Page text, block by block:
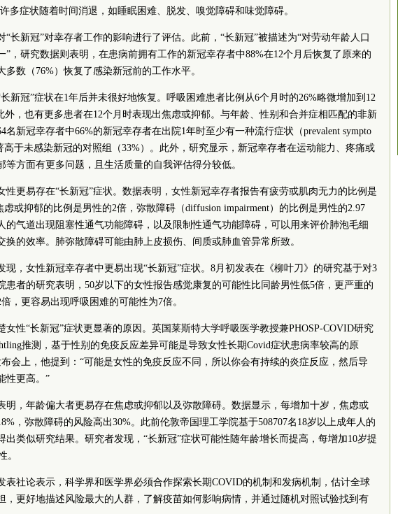
多症状随着时间消退，如睡眠困难、脱发、嗅觉障碍和味觉障碍。
“长新冠”对幸存者工作的影响进行了评估。此前，“长新冠”被描述为“对劳动年龄人口
”，研究数据则表明，在患病前拥有工作的新冠幸存者中88%在12个月后恢复了原来的
多数（76%）恢复了感染新冠前的工作水平。
新冠”症状在1年后并未很好地恢复。呼吸困难患者比例从6个月时的26%略微增加到12
外，也有更多患者在12个月时表现出焦虑或抑郁。与年龄、性别和合并症相匹配的非新
名新冠幸存者中66%的新冠幸存者在出院1年时至少有一种流行症状（prevalent sympto
高于未感染新冠的对照组（33%）。此外，研究显示，新冠幸存者在运动能力、疼痛或
等方面有更多问题，且生活质量的自我评估得分较低。
性更易存在“长新冠”症状。数据表明，女性新冠幸存者报告有疲劳或肌肉无力的比例是
虑或抑郁的比例是男性的2倍，弥散障碍（diffusion impairment）的比例是男性的2.97
的气道出现阻塞性通气功能障碍，以及限制性通气功能障碍，可以用来评价肺泡毛细
换的效率。肺弥散障碍可能由肺上皮损伤、间质或肺血管异常所致。
现，女性新冠幸存者中更易出现“长新冠”症状。8月初发表在《柳叶刀》的研究基于对3
患者的研究表明，50岁以下的女性报告感觉康复的可能性比同龄男性低5倍，更严重的
，更容易出现呼吸困难的可能性为7倍。
女性“长新冠”症状更显著的原因。英国莱斯特大学呼吸医学教授兼PHOSP-COVID研究
推测，基于性别的免疫反应差异可能是导致女性长期Covid症状患病率较高的原
会上，他提到：“可能是女性的免疫反应不同，所以你会有持续的炎症反应，然后导
性更高。”
明，年龄偏大者更易存在焦虑或抑郁以及弥散障碍。数据显示，每增加十岁，焦虑或
，弥散障碍的风险高出30%。此前伦敦帝国理工学院基于508707名18岁以上成年人的
出类似研究结果。研究者发现，“长新冠”症状可能性随年龄增长而提高，每增加10岁提
。
表社论表示，科学界和医学界必须合作探索长期COVID的机制和发病机制，估计全球
，更好地描述风险最大的人群，了解疫苗如何影响病情，并通过随机对照试验找到有